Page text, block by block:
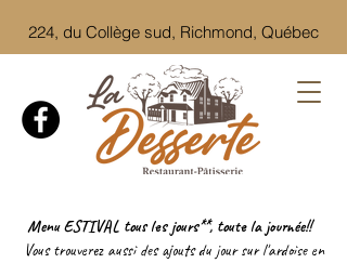
224, du Collège sud, Richmond, Québec
Menu ESTIVAL tous les jours**, toute la journée!!
Vous trouverez aussi des ajouts du jour sur l'ardoise en